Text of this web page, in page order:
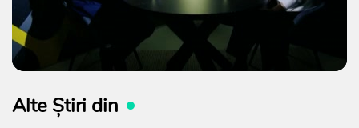
Alte Știri din